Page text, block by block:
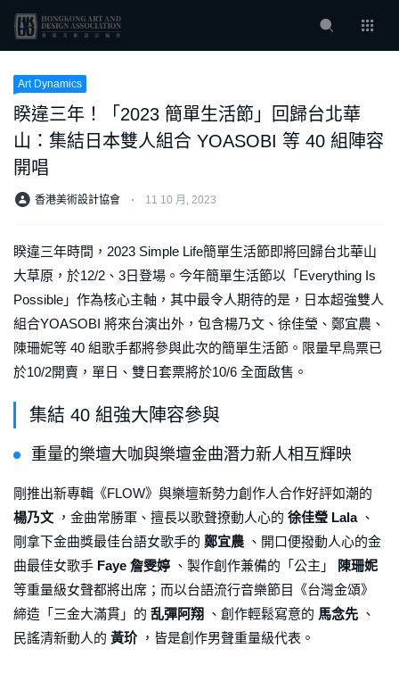
Art Dynamics
睽違三年！「2023 簡單生活節」回歸台北華
山：集結日本雙人組合 YOASOBI 等 40 組陣容
開唱
香港美術設計協會 ⋅ 11 10 月, 2023
睽違三年時間，2023 Simple Life簡單生活節即將回歸台北華山
大草原，於12/2、3日登場。今年簡單生活節以「Everything Is
Possible」作為核心主軸，其中最令人期待的是，日本超強雙人
組合YOASOBI 將來台演出外，包含楊乃文、徐佳瑩、鄭宜農、
陳珊妮等 40 組歌手都將參與此次的簡單生活節。限量早鳥票已
於10/2開賣，單日、雙日套票將於10/6 全面啟售。
集結 40 組強大陣容參與
重量的樂壇大咖與樂壇金曲潛力新人相互輝映
剛推出新專輯《FLOW》與樂壇新勢力創作人合作好評如潮的
楊乃文 ，金曲常勝軍、擅長以歌聲撩動人心的 徐佳瑩 Lala、
剛拿下金曲獎最佳台語女歌手的 鄭宜農 、開口便撥動人心的金
曲最佳女歌手 Faye 詹雯婷 、製作創作兼備的「公主」
陳珊妮
等重量級女聲都將出席；而以台語流行音樂節目《台灣金頌》
締造「三金大滿貫」的 乱彈阿翔 、創作輕鬆寫意的 馬念先 、
民謠清新動人的 黃玠，皆是創作男聲重量級代表。